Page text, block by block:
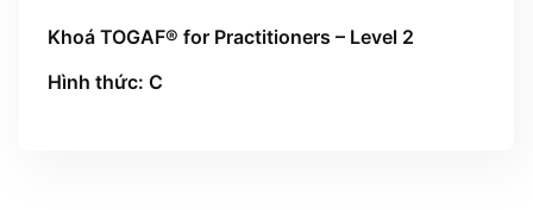
Khoá TOGAF® for Practitioners – Level 2
Hình thức: C